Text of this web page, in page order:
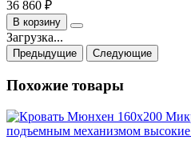
36 860 ₽
В корзину
Загрузка...
Предыдущие Следующие
Похожие товары